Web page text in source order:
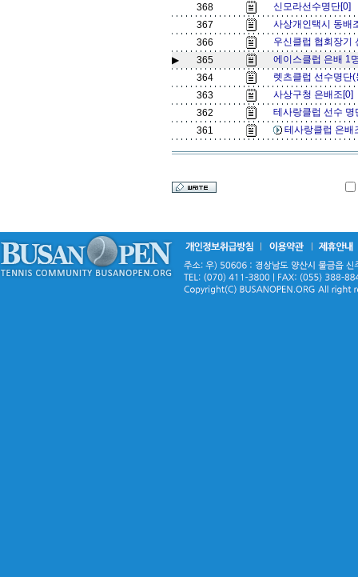
368
신모라선수명단[0]
367
사상개인택시 동
366
우신클럽 협회장
▶
365
에이스클럽 은배 1
364
렛츠클럽 선수명
363
사상구청 은배조[0]
362
테사랑클럽 선수
361
테사랑클럽 은